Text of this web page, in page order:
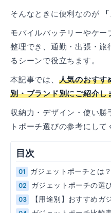
そんなときに便利なのが
モバイルバッテリーやケー
整理でき、通勤・出張・旅
るシーンで役立ちます。
本記事では、 人気のおすす
別・ブランド別にご紹介し
収納力・デザイン・使い勝
トポーチ選びの参考にして
目次
ガジェットポーチとは？
ガジェットポーチの選
【用途別】おすすめガ